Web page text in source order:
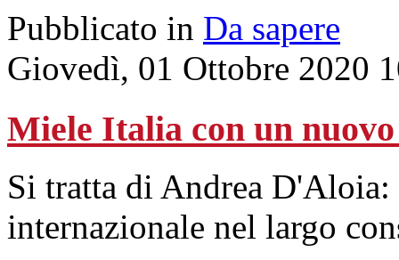
Pubblicato in Da sapere
Giovedì, 01 Ottobre 2020
Miele Italia con un
Si tratta di Andrea D'Aloia:
internazionale nel largo